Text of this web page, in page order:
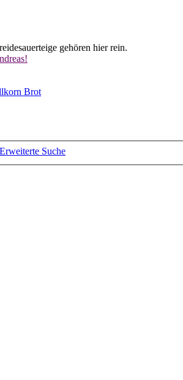
gehören hier rein.
Brot
Erweiterte Suche